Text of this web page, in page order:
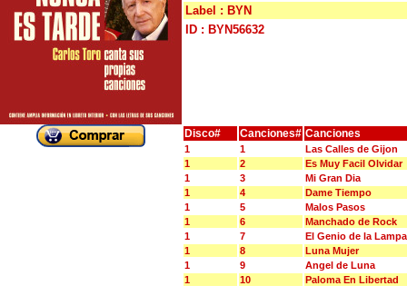
Label : BYN
ID : BYN56632
Disco# Canciones# Canciones
1 1
Las Calles de Gijon
1
2
Es Muy Facil Olvidar
1
3
Mi Gran Dia
1
4
Dame Tiempo
1
5
Malos Pasos
1
6
Manchado de Rock
1
7
El Genio de la
1
8
Luna Mujer
1
9
Angel de Luna
1
10
Paloma En Libertad